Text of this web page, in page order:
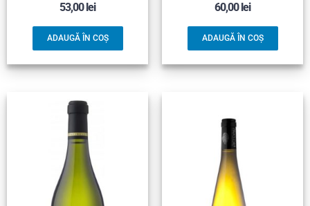
53,00 lei
ADAUGĂ ÎN COȘ
60,00 lei
ADAUGĂ ÎN COȘ